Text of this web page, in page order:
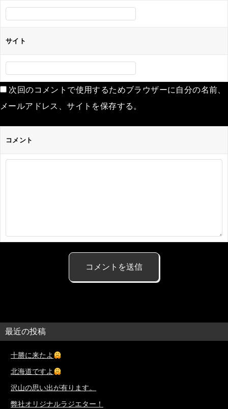
サイト
次回のコメントで使用するためブラウザーに自分の名前、
メールアドレス、サイトを保存する。
コメント
最近の投稿
十勝に来たよ
北海道ですよ
沢山の思い出が有ります。
弊社オリジナルラジエター！